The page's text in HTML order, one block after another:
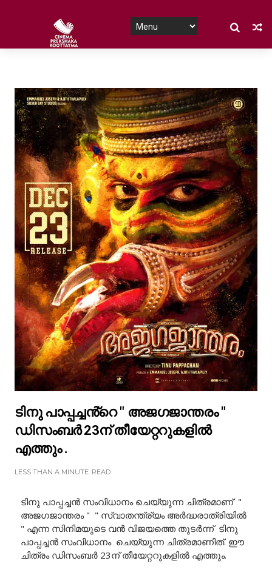
ടിനു പാപ്പച്ചൻ്റെ " അജഗജാന്തരം "
ഡിസംബർ 23ന് തീയേറ്ററുകളിൽ
എത്തും .
LESS THAN A MINUTE READ
ടിനു പാപ്പച്ചൻ സംവിധാനം ചെയ്യുന്ന ചിത്രമാണ് "
അജഗജാന്തരം " " സ്വാതന്ത്ര്യം അർദ്ധരാത്രിയിൽ
" എന്ന സിനിമയുടെ വൻ വിജയത്തെ തുടർന്ന് ടിനു
പാപ്പച്ചൻ സംവിധാനം ചെയ്യുന്ന ചിത്രമാണിത്. ഈ
ചിത്രം ഡിസംബർ 23ന് തീയേറ്ററുകളിൽ എത്തും.